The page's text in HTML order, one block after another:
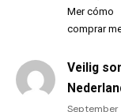
Mer cómo
comprar
Veilig
September